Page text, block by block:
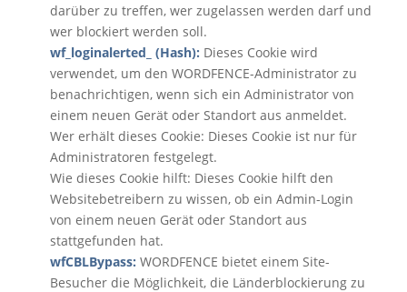
darüber zu treffen, wer zugelassen werden darf und
wer blockiert werden soll.
wf_loginalerted_ (Hash): Dieses Cookie wird
verwendet, um den WORDFENCE-Administrator zu
benachrichtigen, wenn sich ein Administrator von
einem neuen Gerät oder Standort aus anmeldet.
Wer erhält dieses Cookie: Dieses Cookie ist nur für
Administratoren festgelegt.
Wie dieses Cookie hilft: Dieses Cookie hilft den
Websitebetreibern zu wissen, ob ein Admin-Login
von einem neuen Gerät oder Standort aus
stattgefunden hat.
wfCBLBypass: WORDFENCE bietet einem Site-
Besucher die Möglichkeit, die Länderblockierung zu